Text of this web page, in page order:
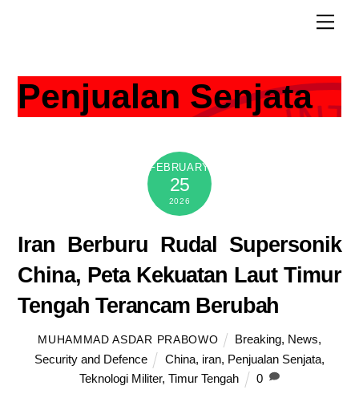
Penjualan Senjata
FEBRUARY
25
2026
Iran Berburu Rudal Supersonik
China, Peta Kekuatan Laut Timur
Tengah Terancam Berubah
MUHAMMAD ASDAR PRABOWO Breaking, News,
Security and Defence
China, iran, Penjualan Senjata,
Teknologi Militer,Timur Tengah 0